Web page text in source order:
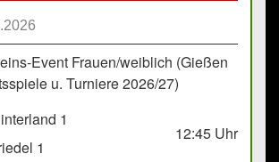
Event Frauen/weiblich (Gießen
u. Turniere 2026/27)
1
1
12:45 Uhr